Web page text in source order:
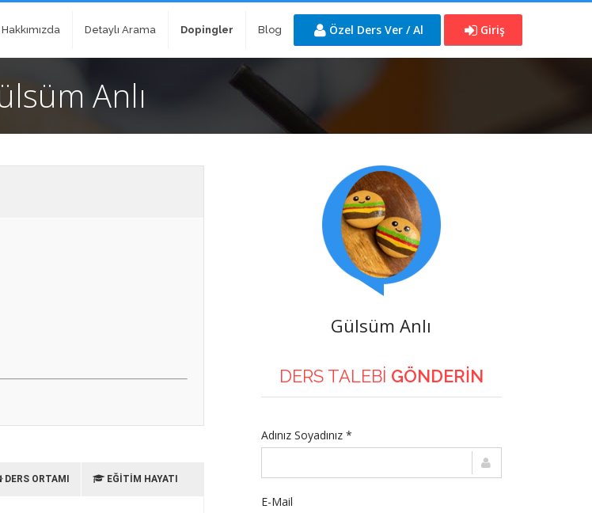
Hakkımızda Detaylı Arama Dopingler Blog Özel Ders Ver / Al Giriş
Anlı
DERS ORTAMI EĞITIM HAYATI
Gülsüm Anlı
DERS TALEBİ GÖNDERİN
Adınız Soyadınız *
E-Mail